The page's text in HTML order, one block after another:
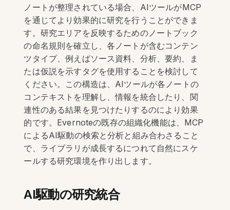
ノートが整理されている場合、AIツールがMCP
を通じてより効果的に研究を行うことができま
す。研究エリアを反映するためのノートブック
の命名規則を確立し、各ノートが含むコンテン
ツタイプ、例えばソース資料、分析、要約、ま
たは仮説を示すタグを使用することを検討して
ください。この構造は、AIツールが各ノートの
コンテキストを理解し、情報を統合したり、関
連性のある結果を見つけたりするのにより効果
的です。Evernoteの既存の組織化機能は、MCP
によるAI駆動の検索と分析と組み合わさること
で、ライブラリが成長するにつれて自然にスケ
ールする研究環境を作り出します。
AI駆動の研究統合